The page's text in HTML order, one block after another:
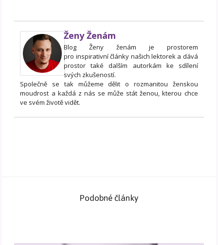
Ženy Ženám
Blog Ženy ženám je prostorem
pro inspirativní články našich lektorek a dává
prostor také dalším autorkám ke sdílení
svých zkušeností.
Společně se tak můžeme dělit o rozmanitou ženskou
moudrost a každá z nás se může stát ženou, kterou chce
ve svém životě vidět.
Podobné články